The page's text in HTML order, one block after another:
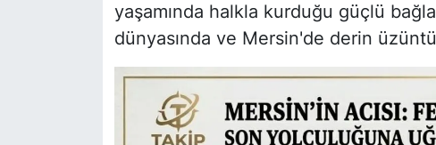
yaşamında halkla kurduğu güçlü
dünyasında ve Mersin'de derin